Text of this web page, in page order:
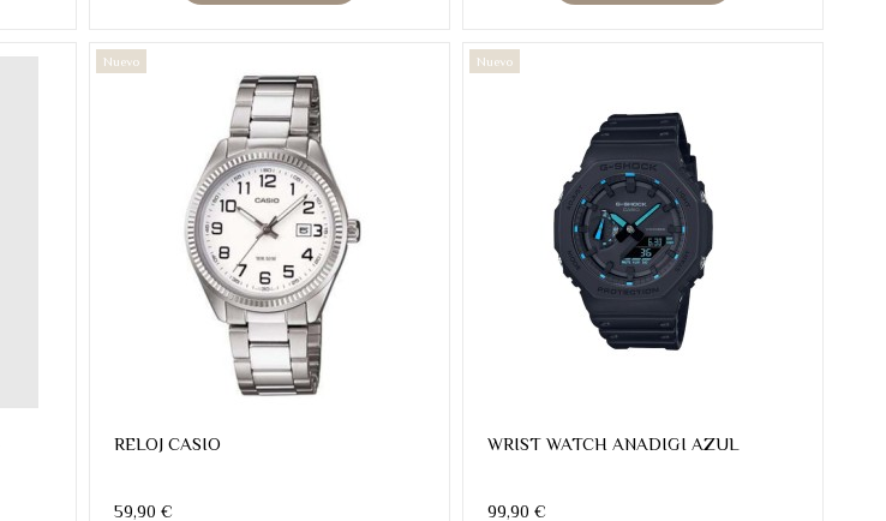
Nuevo
RELOJ CASIO
59,90 €
Nuevo
WRIST WATCH ANADIGI AZUL
99,90 €